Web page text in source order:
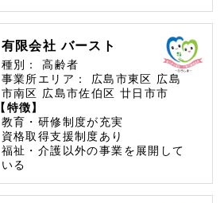
有限会社 バースト
種別：
高齢者
事業所エリア：
広島市東区 広島
市南区 広島市佐伯区廿日市市
【特徴】
教育・研修制度が充実
資格取得支援制度あり
福祉・介護以外の事業を展開して
いる